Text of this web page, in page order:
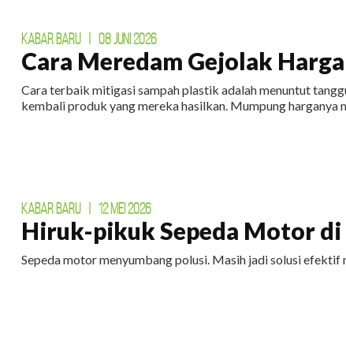
KABAR BARU | 08 JUNI 2026
Cara Meredam Gejolak
Cara terbaik mitigasi sampah plastik adalah menuntut
kembali produk yang mereka hasilkan. Mumpung harganya
KABAR BARU | 12 MEI 2026
Hiruk-pikuk Sepeda Motor
Sepeda motor menyumbang polusi. Masih jadi solusi efektif